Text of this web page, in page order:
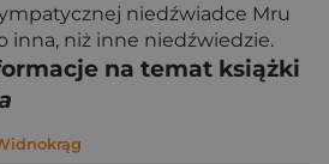
niedźwiadce Mru
inna, niż inne niedźwiedzie.
na temat książki